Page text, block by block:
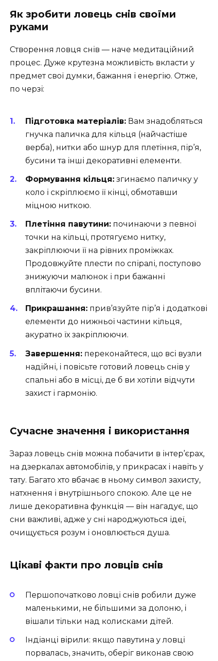
Як зробити ловець снів своїми
руками
Створення ловця снів — наче медитаційний
процес. Дуже крутезна можливість вкласти у
предмет свої думки, бажання і енергію. Отже,
по черзі:
Підготовка матеріалів: Вам знадобляться
гнучка паличка для кільця (найчастіше
верба), нитки або шнур для плетіння, пір’я,
бусини та інші декоративні елементи.
Формування кільця: згинаємо паличку у
коло і скріплюємо її кінці, обмотавши
міцною ниткою.
Плетіння павутини: починаючи з певної
точки на кільці, протягуємо нитку,
закріплюючи її на рівних проміжках.
Продовжуйте плести по спіралі, поступово
знижуючи малюнок і при бажанні
вплітаючи бусини.
Прикрашання: прив’язуйте пір’я і додаткові
елементи до нижньої частини кільця,
акуратно їх закріплюючи.
Завершення: переконайтеся, що всі вузли
надійні, і повісьте готовий ловець снів у
спальні або в місці, де б ви хотіли відчути
захист і гармонію.
Сучасне значення і використання
Зараз ловець снів можна побачити в інтер’єрах,
на дзеркалах автомобілів, у прикрасах і навіть у
тату. Багато хто вбачає в ньому символ захисту,
натхнення і внутрішнього спокою. Але це не
лише декоративна функція — він нагадує, що
сни важливі, адже у сні народжуються ідеї,
очищується розум і оновлюється душа.
Цікаві факти про ловців снів
Першопочатково ловці снів робили дуже
маленькими, не більшими за долоню, і
вішали тільки над колисками дітей.
Індіанці вірили: якщо павутина у ловці
порвалась, значить, оберіг виконав свою